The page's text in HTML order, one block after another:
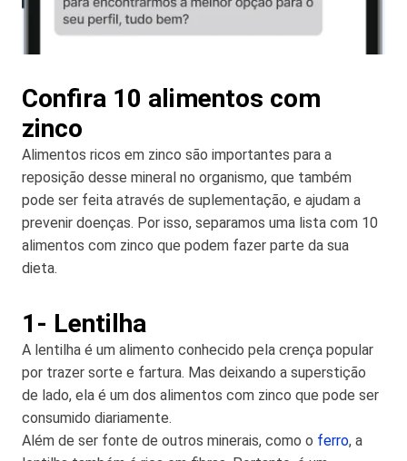
Confira 10 alimentos com
zinco
Alimentos ricos em zinco são importantes para a
reposição desse mineral no organismo, que também
pode ser feita através de suplementação, e ajudam a
prevenir doenças. Por isso, separamos uma lista com 10
alimentos com zinco que podem fazer parte da sua
dieta.
1- Lentilha
A lentilha é um alimento conhecido pela crença popular
por trazer sorte e fartura. Mas deixando a superstição
de lado, ela é um dos alimentos com zinco que pode ser
consumido diariamente.
Além de ser fonte de outros minerais, como o ferro, a